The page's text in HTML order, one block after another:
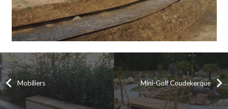
Mobiliers Mini-Golf Coudekerque